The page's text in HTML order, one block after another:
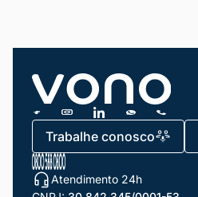
Trabalhe conosco
Atendimento 24h